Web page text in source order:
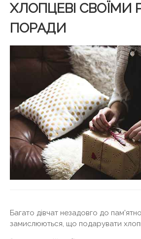
ХЛОПЦЕВІ СВОЇМИ
ПОРАДИ
Багато дівчат незадовго до
замислюються, що подарувати